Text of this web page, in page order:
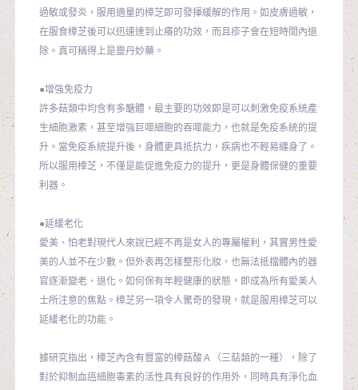
過敏或發炎，服用適量的樟芝即可發揮緩解的作用。如皮膚過敏，
在服食樟芝後可以迅速達到止癢的功效，而且疹子會在短時間內退
除。真可稱得上是靈丹妙藥。
●增強免疫力
許多菇類中均含有多醣體，最主要的功效即是可以刺激免疫系統產
生細胞激素，甚至增強巨噬細胞的吞噬能力，也就是免疫系統的提
升。當免疫系統提升後，身體更具抵抗力，疾病也不輕易纏身了。
所以服用樟芝，不僅是能促進免疫力的提升，更是身體保健的重要
利器。
●延緩老化
愛美、怕老對現代人來說已經不再是女人的專屬權利，其實男性愛
美的人並不在少數。但外表再怎樣整形化妝，也無法抵擋體內的器
官逐漸變老、退化。如何保有年輕健康的狀態，即成為所有愛美人
士所注意的焦點。樟芝另一項令人驚奇的發現，就是服用樟芝可以
延緩老化的功能。
據研究指出，樟芝內含有豐富的樟菇酸Ａ（三萜類的一種），除了
對於抑制血癌細胞毒素的活性具有良好的作用外，同時具有淨化血